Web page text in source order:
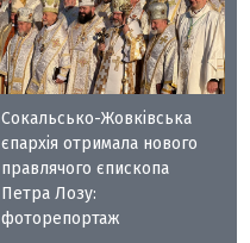
Сокальсько-Жовківська
єпархія отримала нового
правлячого єпископа
Петра Лозу:
фоторепортаж